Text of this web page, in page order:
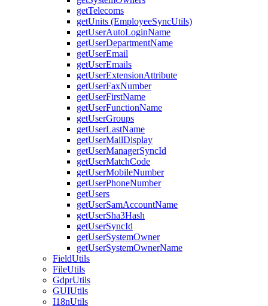
getTelecoms
getUnits (EmployeeSyncUtils)
getUserAutoLoginName
getUserDepartmentName
getUserEmail
getUserEmails
getUserExtensionAttribute
getUserFaxNumber
getUserFirstName
getUserFunctionName
getUserGroups
getUserLastName
getUserMailDisplay
getUserManagerSyncId
getUserMatchCode
getUserMobileNumber
getUserPhoneNumber
getUsers
getUserSamAccountName
getUserSha3Hash
getUserSyncId
getUserSystemOwner
getUserSystemOwnerName
FieldUtils
FileUtils
GdprUtils
GUIUtils
I18nUtils